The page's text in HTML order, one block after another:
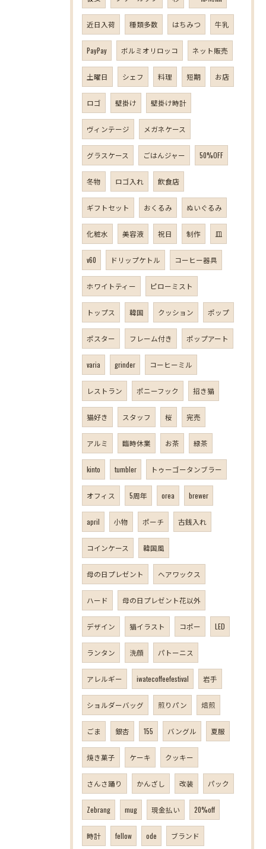
近日入荷 種類多数 はちみつ 牛乳
PayPay ボルミオリロッコ ネット販売
土曜日 シェフ 料理 短期 お店
ロゴ 壁掛け 壁掛け時計
ヴィンテージ メガネケース
グラスケース ごはんジャー 50%OFF
冬物 ロゴ入れ 飲食店
ギフトセット おくるみ ぬいぐるみ
化粧水 美容液 祝日 制作 皿
v60 ドリップケトル コーヒー器具
ホワイトティー ピローミスト
トップス 韓国 クッション ポップ
ポスター フレーム付き ポップアート
varia grinder コーヒーミル
レストラン ポニーフック 招き猫
猫好き スタッフ 桜 完売
アルミ 臨時休業 お茶 緑茶
kinto tumbler トゥーゴータンブラー
オフィス 5周年 orea brewer
april 小物 ポーチ 古銭入れ
コインケース 韓国風
母の日プレゼント ヘアワックス
ハード 母の日プレゼント花以外
デザイン 猫イラスト コポー LED
ランタン 洗顔 パトーニス
アレルギー iwatecoffeefestival 岩手
ショルダーバッグ 煎りパン 焙煎
ごま 銀杏 155 バングル 夏服
焼き菓子 ケーキ クッキー
さんさ踊り かんざし 改装 パック
Zebrang mug 現金払い 20%off
時計 fellow ode ブランド